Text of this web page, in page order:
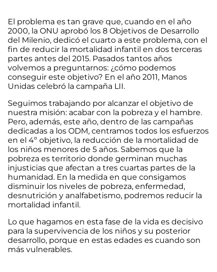
El problema es tan grave que, cuando en el año
2000, la ONU aprobó los 8 Objetivos de Desarrollo
del Milenio, dedicó el cuarto a este problema, con el
fin de reducir la mortalidad infantil en dos terceras
partes antes del 2015. Pasados tantos años
volvemos a preguntarnos: ¿cómo podemos
conseguir este objetivo? En el año 2011, Manos
Unidas celebró la campaña LII.
Seguimos trabajando por alcanzar el objetivo de
nuestra misión: acabar con la pobreza y el hambre.
Pero, además, este año, dentro de las campañas
dedicadas a los ODM, centramos todos los esfuerzos
en el 4º objetivo, la reducción de la mortalidad de
los niños menores de 5 años. Sabemos que la
pobreza es territorio donde germinan muchas
injusticias que afectan a tres cuartas partes de la
humanidad. En la medida en que consigamos
disminuir los niveles de pobreza, enfermedad,
desnutrición y analfabetismo, podremos reducir la
mortalidad infantil.
Lo que hagamos en esta fase de la vida es decisivo
para la supervivencia de los niños y su posterior
desarrollo, porque en estas edades es cuando son
más vulnerables.